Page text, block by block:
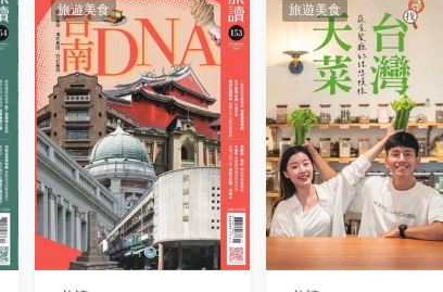
旅遊美食 旅遊美食